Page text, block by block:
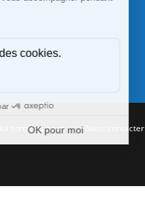
Qui sommes nous | Nous contacter